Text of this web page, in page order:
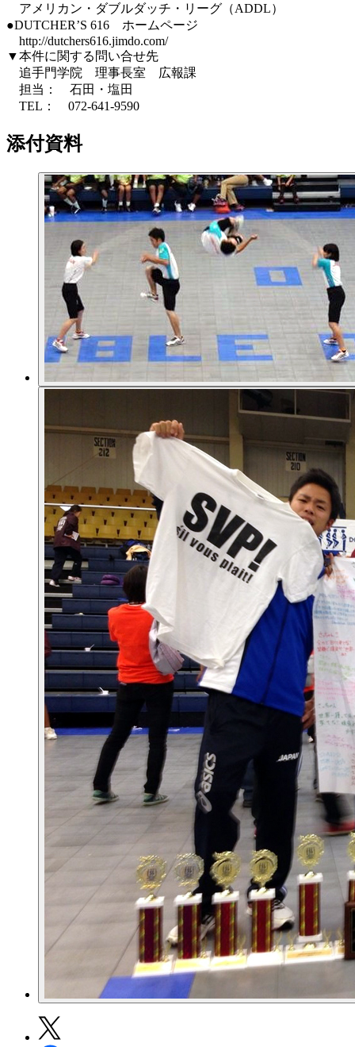
アメリカン・ダブルダッチ・リーグ（ADDL）
●DUTCHER’S 616 ホームページ
http://dutchers616.jimdo.com/
▼本件に関する問い合せ先
追手門学院 理事長室 広報課
担当： 石田・塩田
TEL： 072-641-9590
添付資料